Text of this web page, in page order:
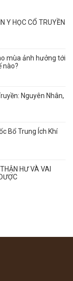
Y HỌC CỔ TRUYỀN
mùa ảnh hưởng tới
nào?
Nguyên Nhân,
Bổ Trung Ích Khí
HƯ VÀ VAI